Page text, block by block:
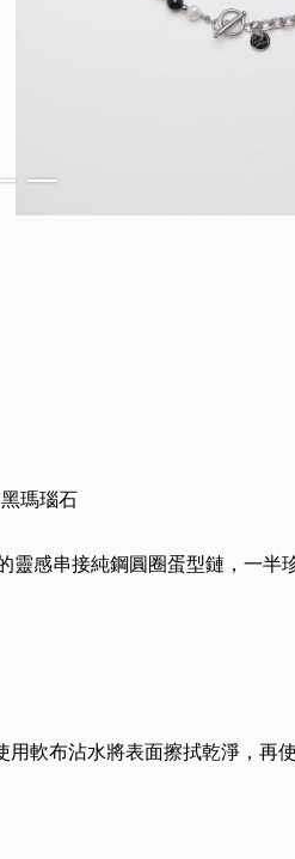
瑪瑙石
靈感串接純鋼圓圈蛋型鏈，一半
軟布沾水將表面擦拭乾淨，再